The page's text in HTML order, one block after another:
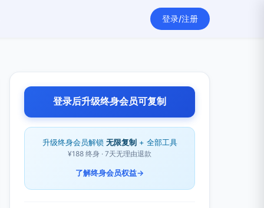
登录/注册
登录后升级终身会员可复制
升级终身会员解锁 无限复制 + 全部工具
¥188 终身 · 7天无理由退款
了解终身会员权益→